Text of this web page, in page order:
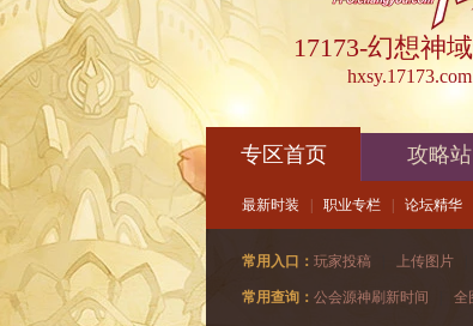
17173-幻想神
hxsy.17173.com
专区首页 攻略站
最新时装 职业专栏 论坛精华
常用入口： 玩家投稿 上传图片
常用查询： 公会源神刷新时间 全